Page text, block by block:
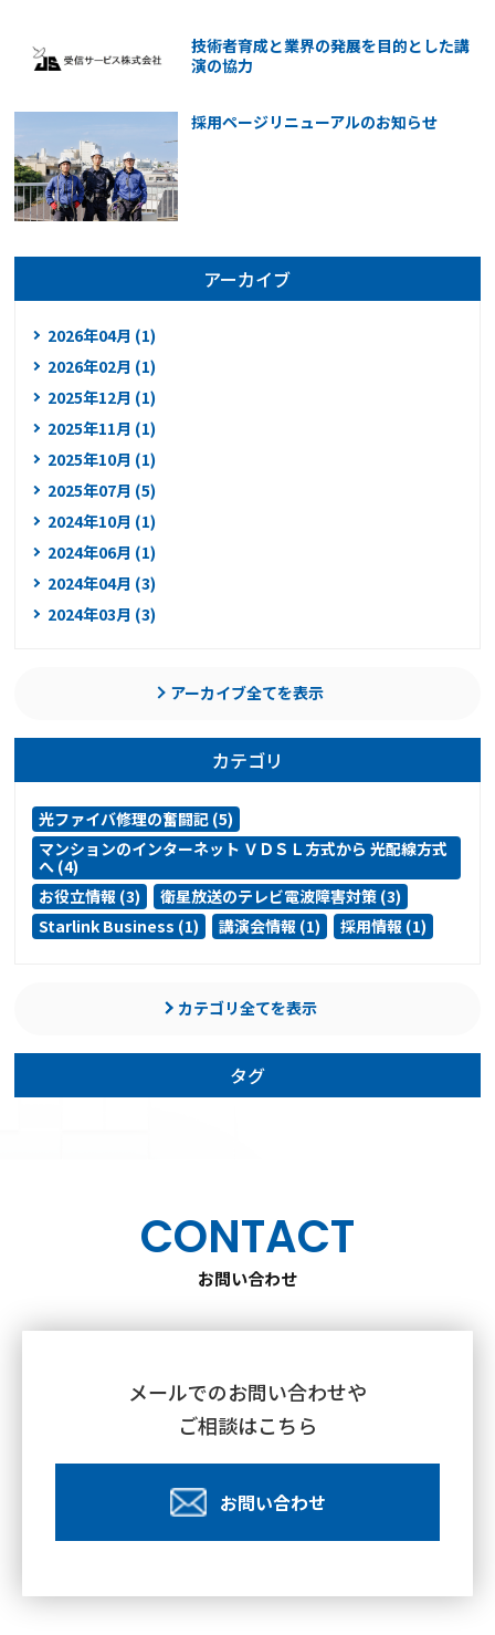
技術者育成と業界の発展を目的とした講
演の協力
採用ページリニューアルのお知らせ
アーカイブ
2026年04月 (1)
2026年02月 (1)
2025年12月 (1)
2025年11月 (1)
2025年10月 (1)
2025年07月 (5)
2024年10月 (1)
2024年06月 (1)
2024年04月 (3)
2024年03月 (3)
アーカイブ全てを表示
カテゴリ
光ファイバ修理の奮闘記 (5)
マンションのインターネット ＶＤＳＬ方式から 光配線方式
へ (4)
お役立情報 (3)
衛星放送のテレビ電波障害対策 (3)
Starlink Business (1)
講演会情報 (1) 採用情報 (1)
カテゴリ全てを表示
タグ
CONTACT
お問い合わせ
メールでのお問い合わせや
ご相談はこちら
お問い合わせ